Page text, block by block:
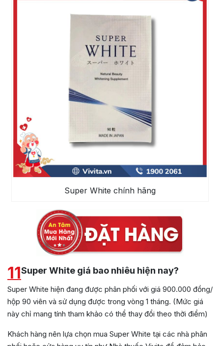
Super White chính hãng
11Super White giá bao nhiêu hiện nay?
Super White hiện đang được phân phối với giá 900.000 đồng/
hộp 90 viên và sử dụng được trong vòng 1 tháng. (Mức giá
này chỉ mang tính tham khảo có thể thay đổi theo thời điểm)
Khách hàng nên lựa chọn mua Super White tại các nhà phân